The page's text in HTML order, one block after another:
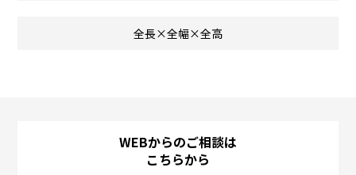
全長×全幅×全高
WEBからのご相談は
こちらから